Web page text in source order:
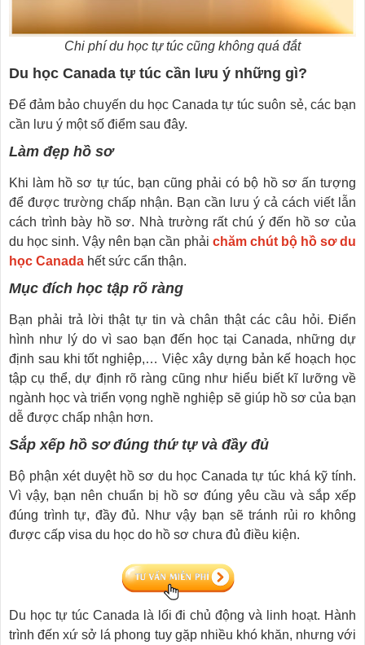
Chi phí du học tự túc cũng không quá đắt
Du học Canada tự túc cần lưu ý những gì?
Để đảm bảo chuyến du học Canada tự túc suôn sẻ, các bạn
cần lưu ý một số điểm sau đây.
Làm đẹp hồ sơ
Khi làm hồ sơ tự túc, bạn cũng phải có bộ hồ sơ ấn tượng
để được trường chấp nhận. Bạn cần lưu ý cả cách viết lẫn
cách trình bày hồ sơ. Nhà trường rất chú ý đến hồ sơ của
du học sinh. Vậy nên bạn cần phải chăm chút bộ hồ sơ du
học Canada hết sức cẩn thận.
Mục đích học tập rõ ràng
Bạn phải trả lời thật tự tin và chân thật các câu hỏi. Điển
hình như lý do vì sao bạn đến học tại Canada, những dự
định sau khi tốt nghiệp,… Việc xây dựng bản kế hoạch học
tập cụ thể, dự định rõ ràng cũng như hiểu biết kĩ lưỡng về
ngành học và triển vọng nghề nghiệp sẽ giúp hồ sơ của bạn
dễ được chấp nhận hơn.
Sắp xếp hồ sơ đúng thứ tự và đầy đủ
Bộ phận xét duyệt hồ sơ du học Canada tự túc khá kỹ tính.
Vì vậy, bạn nên chuẩn bị hồ sơ đúng yêu cầu và sắp xếp
đúng trình tự, đầy đủ. Như vậy bạn sẽ tránh rủi ro không
được cấp visa du học do hồ sơ chưa đủ điều kiện.
Du học tự túc Canada là lối đi chủ động và linh hoạt. Hành
trình đến xứ sở lá phong tuy gặp nhiều khó khăn, nhưng với